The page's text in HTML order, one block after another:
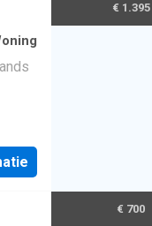
€ 1.395
€ 700